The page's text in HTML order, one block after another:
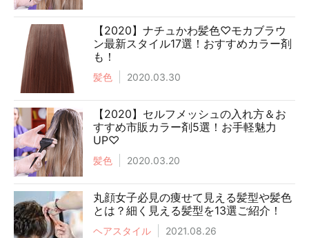
【2020】ナチュかわ髪色♡モカブラウ
ン最新スタイル17選！おすすめカラー剤
も！
髪色 2020.03.30
【2020】セルフメッシュの入れ方＆お
すすめ市販カラー剤5選！お手軽魅力
UP♡
髪色 2020.03.20
丸顔女子必見の痩せて見える髪型や髪色
とは？細く見える髪型を13選ご紹介！
ヘアスタイル 2021.08.26